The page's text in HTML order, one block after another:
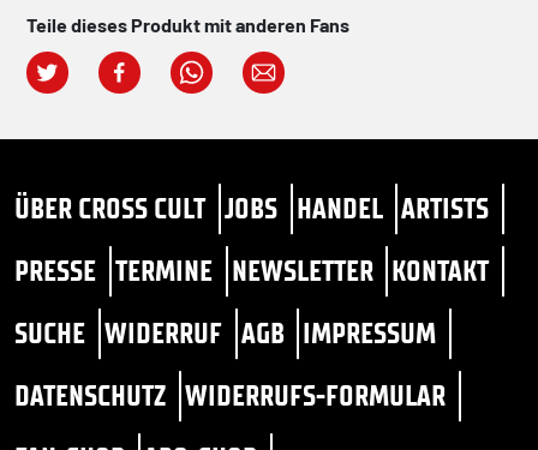
Teile dieses Produkt mit anderen Fans
ÜBER CROSS CULT JOBS HANDEL ARTISTS
PRESSE TERMINE NEWSLETTER KONTAKT
SUCHE WIDERRUF AGB IMPRESSUM
DATENSCHUTZ WIDERRUFS-FORMULAR